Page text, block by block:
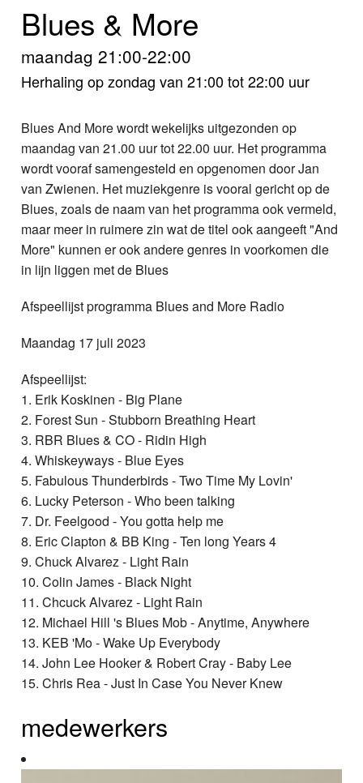
Programma's
Nieuws
Video
Webcam
Info
Blues & More
maandag 21:00-22:00
Herhaling op zondag van 21:00 tot 22:00 uur
Blues And More wordt wekelijks uitgezonden op
maandag van 21.00 uur tot 22.00 uur. Het programma
wordt vooraf samengesteld en opgenomen door Jan
van Zwienen. Het muziekgenre is vooral gericht op de
Blues, zoals de naam van het programma ook vermeld,
maar meer in ruimere zin wat de titel ook aangeeft "And
More" kunnen er ook andere genres in voorkomen die
in lijn liggen met de Blues
Afspeellijst programma Blues and More Radio
Maandag 17 juli 2023
Afspeellijst:
1. Erik Koskinen - Big Plane
2. Forest Sun - Stubborn Breathing Heart
3. RBR Blues & CO - Ridin High
4. Whiskeyways - Blue Eyes
5. Fabulous Thunderbirds - Two Time My Lovin'
6. Lucky Peterson - Who been talking
7. Dr. Feelgood - You gotta help me
8. Eric Clapton & BB King - Ten long Years 4
9. Chuck Alvarez - Light Rain
10. Colin James - Black Night
11. Chcuck Alvarez - Light Rain
12. Michael Hill 's Blues Mob - Anytime, Anywhere
13. KEB 'Mo - Wake Up Everybody
14. John Lee Hooker & Robert Cray - Baby Lee
15. Chris Rea - Just In Case You Never Knew
medewerkers